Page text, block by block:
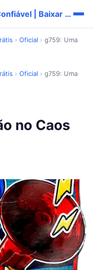
g759 ✅ Plataforma Confiável | Baixar Grátis
› Oficial › g759: Uma
› Oficial › g759: Uma
no Caos